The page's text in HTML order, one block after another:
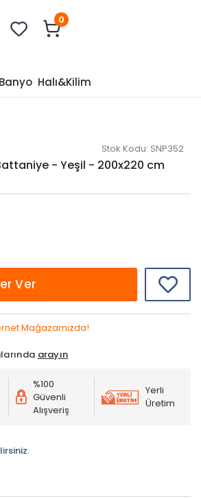
0
Banyo Halı&Kilim
Stok Kodu: SNP352
- Yeşil - 200x220 cm
Ver
Mağazamızda!
arayın
%100
Güvenli
Alışveriş
Yerli
Üretim